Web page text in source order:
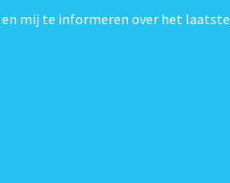
mij te informeren over het laatste